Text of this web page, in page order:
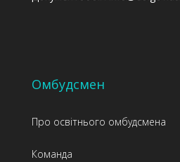
Омбудсмен
Про освітнього омбудсмена
Команда